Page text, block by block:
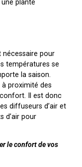
plante
nécessaire pour
températures se
la saison.
à proximité des
Il est donc
diffuseurs d’air et
d’air pour
le confort de vos